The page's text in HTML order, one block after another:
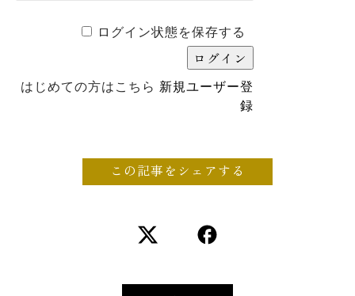
ログイン状態を保存する
はじめての方はこちら 新規ユーザー登
録
この記事をシェアする